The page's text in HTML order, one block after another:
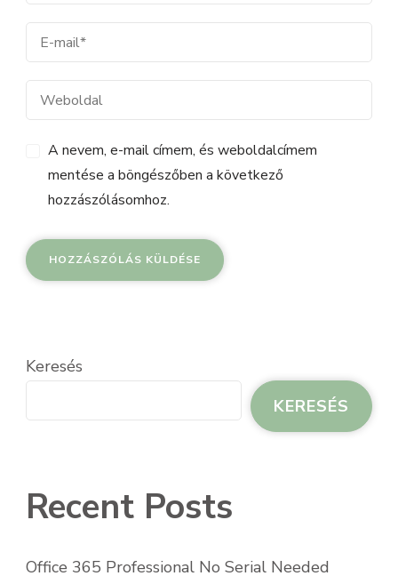
A nevem, e-mail címem, és weboldalcímem
mentése a böngészőben a következő
hozzászólásomhoz.
Keresés
KERESÉS
Recent Posts
Office 365 Professional No Serial Needed